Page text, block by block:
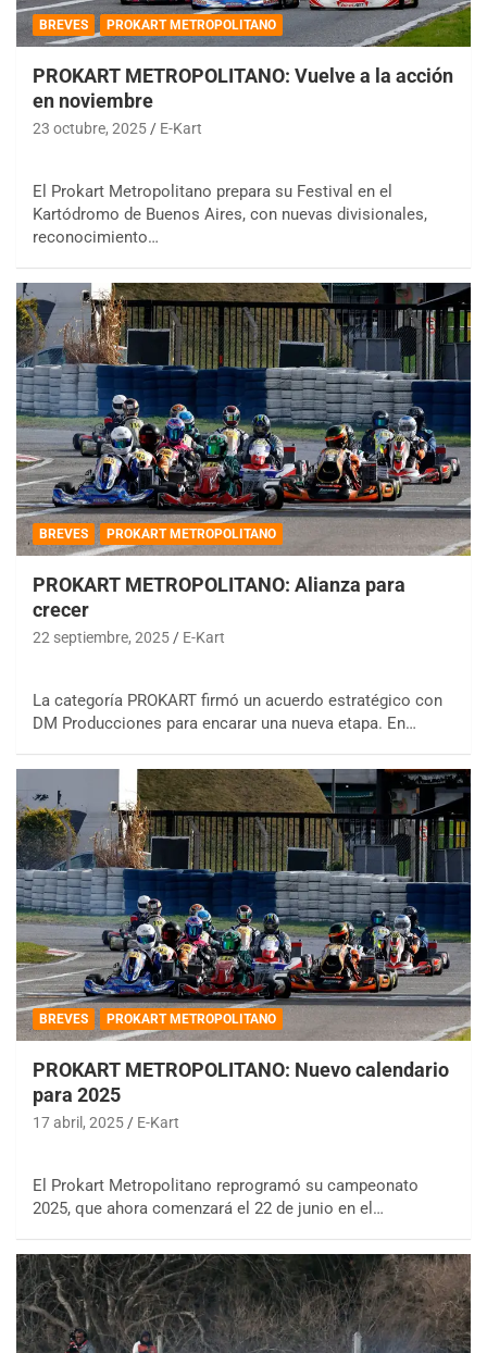
BREVES PROKART METROPOLITANO
PROKART METROPOLITANO: Vuelve a la acción
en noviembre
23 octubre, 2025 E-Kart
El Prokart Metropolitano prepara su Festival en el
Kartódromo de Buenos Aires, con nuevas divisionales,
reconocimiento…
BREVES PROKART METROPOLITANO
PROKART METROPOLITANO: Alianza para
crecer
22 septiembre, 2025 E-Kart
La categoría PROKART firmó un acuerdo estratégico con
DM Producciones para encarar una nueva etapa. En…
BREVES PROKART METROPOLITANO
PROKART METROPOLITANO: Nuevo calendario
para 2025
17 abril, 2025 E-Kart
El Prokart Metropolitano reprogramó su campeonato
2025, que ahora comenzará el 22 de junio en el…